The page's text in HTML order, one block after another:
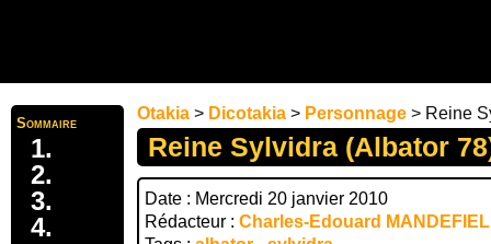
Sommaire
Otakia > Dicotakia > Personnage > Reine
Reine Sylvidra (Albator
Date : Mercredi 20 janvier 2010
Rédacteur : Charles-Edouard